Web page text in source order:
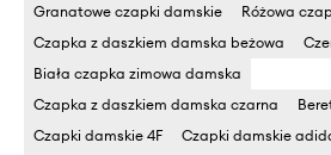
Granatowe czapki damskie
Różowa
Czapka z daszkiem damska beżowa
Biała czapka zimowa damska
Czapka z daszkiem damska czarna
Czapki damskie 4F
Czapki damskie